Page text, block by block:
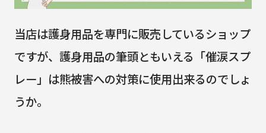
当店は護身用品を専門に販売しているショップ
ですが、護身用品の筆頭ともいえる「催涙スプ
レー」は熊被害への対策に使用出来るのでしょ
うか。